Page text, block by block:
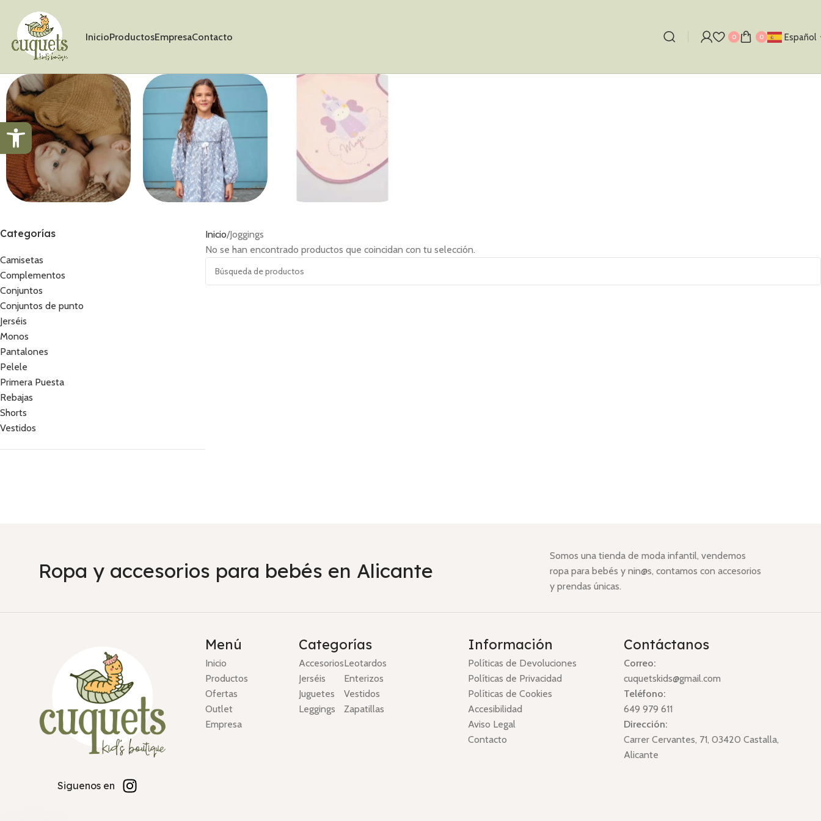
Abrir barra de herramientas
InicioProductosEmpresaContacto 0 0 Español
Jerséis
Categorías
Camisetas
Complementos
Conjuntos
Conjuntos de punto
Jerséis
Monos
Pantalones
Pelele
Primera Puesta
Rebajas
Shorts
Vestidos
Inicio Joggings
No se han encontrado productos que coincidan con tu selección.
Somos una tienda de moda infantil, vendemos
ropa para bebés y nin@s, contamos con accesorios
y prendas únicas.
Ropa y accesorios para bebés en Alicante
Siguenos en
Menú
Inicio
Productos
Ofertas
Outlet
Empresa
Categorías
Accesorios
Jerséis
Juguetes
Leggings
Leotardos
Enterizos
Vestidos
Zapatillas
Información
Políticas de Devoluciones
Políticas de Privacidad
Políticas de Cookies
Accesibilidad
Aviso Legal
Contacto
Contáctanos
Correo:
cuquetskids@gmail.com
Teléfono:
649 979 611
Dirección:
Carrer Cervantes, 71, 03420 Castalla,
Alicante